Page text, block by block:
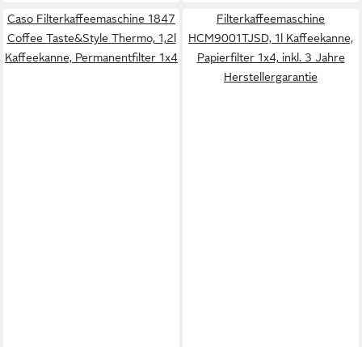
Caso Filterkaffeemaschine 1847
Coffee Taste&Style Thermo, 1,2l
Kaffeekanne, Permanentfilter 1x4
Filterkaffeemaschine
HCM9001TJSD, 1l Kaffeekanne,
Papierfilter 1x4, inkl. 3 Jahre
Herstellergarantie